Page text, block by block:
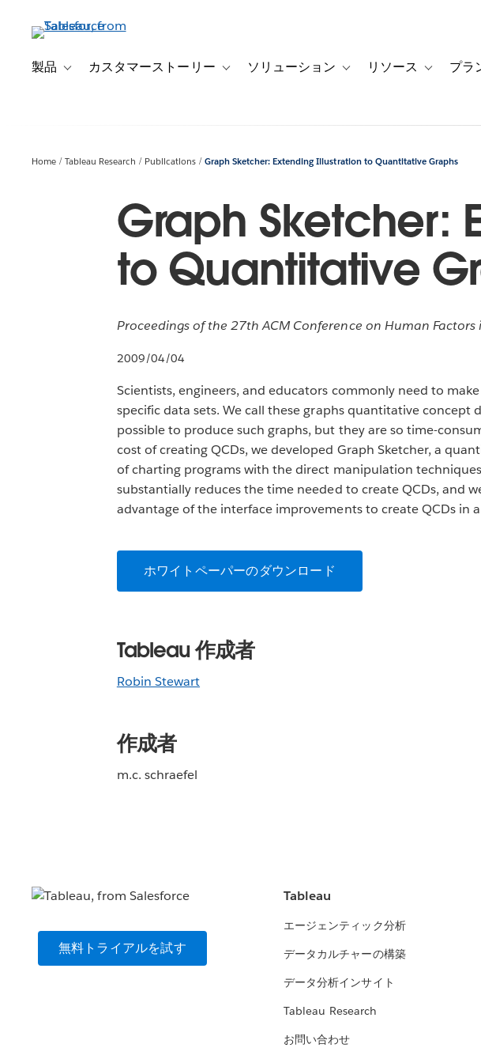
製品 Toggle sub-navigation for 製品
カスタマーストーリー Toggle sub-navigation for カスタマーストーリー
ソリューション Toggle sub-navigation for ソ
リソース Toggleプラ
Home Tableau Research Publications Graph Sketcher: Extending Illustration to Quantitative Graphs
Graph Sketcher:
to Quantitative
Proceedings of the 27th ACM Conference on Human
2009/04/04
Scientists, engineers, and educators commonly need to
specific data sets. We call these graphs quantitative
possible to produce such graphs, but they are so time-
cost of creating QCDs, we developed Graph Sketcher, a
of charting programs with the direct manipulation
substantially reduces the time needed to create QCDs, and
advantage of the interface improvements to create QCDs in
ホワイトペーパーのダウンロード
Tableau 作成者
Robin Stewart
作成者
m.c. schraefel
無料トライアルを試す
Tableau
エージェンティック分析
データカルチャーの構築
データ分析インサイト
Tableau Research
お問い合わせ